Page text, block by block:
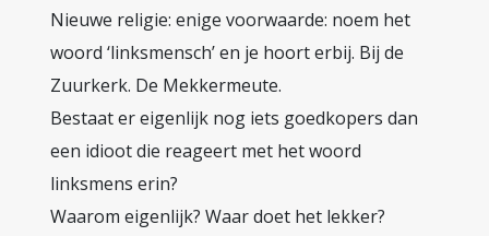
Nieuwe religie: enige voorwaarde: noem het
woord ‘linksmensch’ en je hoort erbij. Bij de
Zuurkerk. De Mekkermeute.
Bestaat er eigenlijk nog iets goedkopers dan
een idioot die reageert met het woord
linksmens erin?
Waarom eigenlijk? Waar doet het lekker?